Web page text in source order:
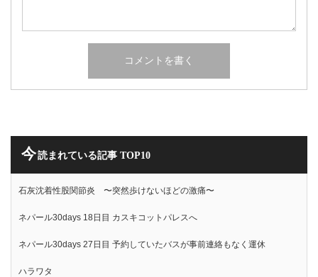
今読まれている記事 TOP10
石灰沈着性股関節炎 〜突然歩けないほどの激痛〜
ネパール30days 18日目 カスキコットパレスへ
ネパール30days 27日目 予約していたバスが事前連絡もなく運休
ハラワタ